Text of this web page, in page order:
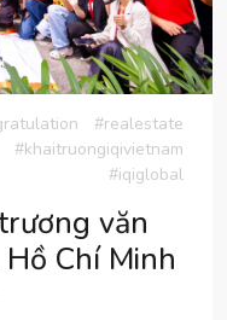
#realestate
#khaitruongiqivietnam
#iqiglobal
văn
Chí Minh